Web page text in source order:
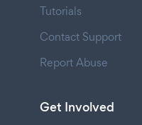
Tutorials
Contact Support
Report Abuse
Get Involved